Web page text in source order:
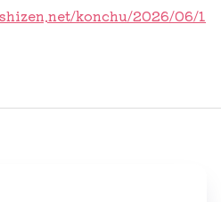
konchu/2026/06/1